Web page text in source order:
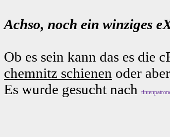
Achso, noch ein winziges
Ob es sein kann das es die
chemnitz schienen oder
Es wurde gesucht nach